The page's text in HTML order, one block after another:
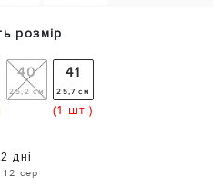
розмір
40
25,2 см
41
25,7 см
(1 шт.)
дні
12 сер